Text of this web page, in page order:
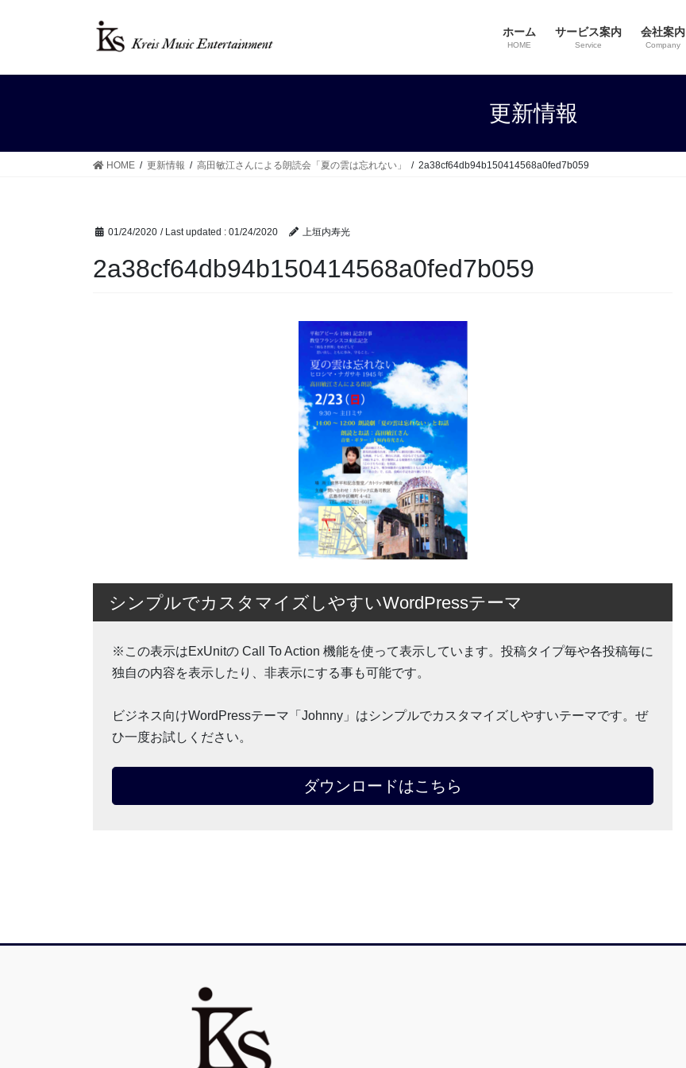
ホーム
HOME
サービス案内
Service
会社案内
Company
更新情報
HOME 更新情報 高田敏江さんによる朗読会「夏の雲は忘れない」 2a38cf64db94b150414568a0fed7b059
01/24/2020 / Last updated : 01/24/2020 上垣内寿光
2a38cf64db94b150414568a0fed7b059
シンプルでカスタマイズしやすいWordPressテーマ
※この表示はExUnitの Call To Action 機能を使って表示しています。投稿タイプ毎や各投稿毎に
独自の内容を表示したり、非表示にする事も可能です。
ビジネス向けWordPressテーマ「Johnny」はシンプルでカスタマイズしやすいテーマです。ぜ
ひ一度お試しください。
ダウンロードはこちら